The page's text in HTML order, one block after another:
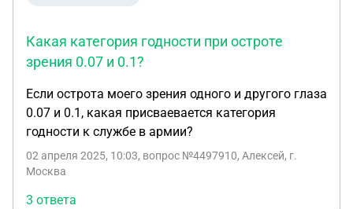
Какая категория годности при остроте
зрения 0.07 и 0.1?
Если острота моего зрения одного и другого глаза
0.07 и 0.1, какая присваевается категория
годности к службе в армии?
02 апреля 2025, 10:03, вопрос №4497910, Алексей, г.
Москва
3 ответа